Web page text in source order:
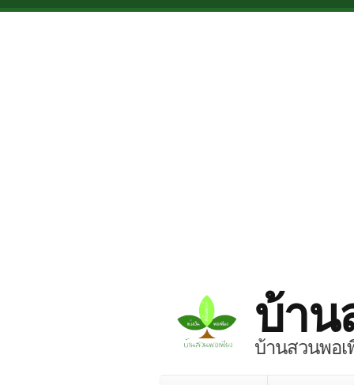
Skip to main content
บ้าน
บ้านสวนพอเ